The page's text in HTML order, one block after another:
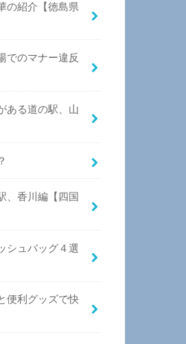
の紹介【徳島県
でのマナー違反
ある道の駅、山
、香川編【四国
シュバッグ４選
便利グッズで快